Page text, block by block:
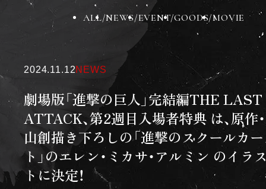
BD&DVD
スペシャル
X
Instagram
TikTok
ALL NEWS EVENT GOODS MOVIE
2024.11.12NEWS
劇場版「進撃の巨人」完結編THE LAST
ATTACK、第2週目入場者特典 は、原作
山創描き下ろしの「進撃のスクールカ
ト」のエレン・ミカサ・アルミン のイラ
トに決定！